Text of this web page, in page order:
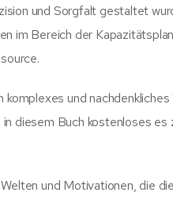
und Sorgfalt gestaltet
im Bereich der
und nachdenkliches
diesem Buch kostenloses es
und Motivationen, die